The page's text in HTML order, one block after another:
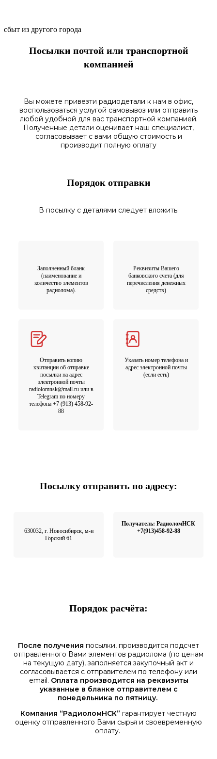
сбыт из другого города
Посылки почтой или транспортной
компанией
Вы можете привезти радиодетали к нам в офис,
воспользоваться услугой самовывоз или отправить
любой удобной для вас транспортной компанией.
Полученные детали оценивает наш специалист,
согласовываетс вами общую стоимость и
производит полную оплату
Порядок отправки
В посылку с деталями следует вложить:
Заполненный бланк
(наименование и
количество элементов
радиолома).
Реквизиты Вашего
банковского счета (для
перечисления денежных
средств)
Отправить копию
квитанции об отправке
посылки на адрес
электронной почты
radiolomnsk@mail.ru или в
Telegram по номеру
телефона +7 (913) 458-92-
88
Указать номер телефона и
адрес электронной почты
(если есть)
Посылку отправить по адресу:
630032, г. Новосибирск, м-н
Горский 61
Получатель: РадиоломНСК
+7(913)458-92-88
Порядок расчёта:
После получения посылки, производится подсчет
отправленного Вами элементов радиолома (по ценам
на текущую дату), заполняется закупочный акт и
согласовывается с отправителем по телефону или
email. Оплата производится на реквизиты
указанные в бланке отправителем с
понедельника по пятницу.
Компания “РадиоломНСК” гарантирует честную
оценку отправленного Вами сырья и своевременную
оплату.